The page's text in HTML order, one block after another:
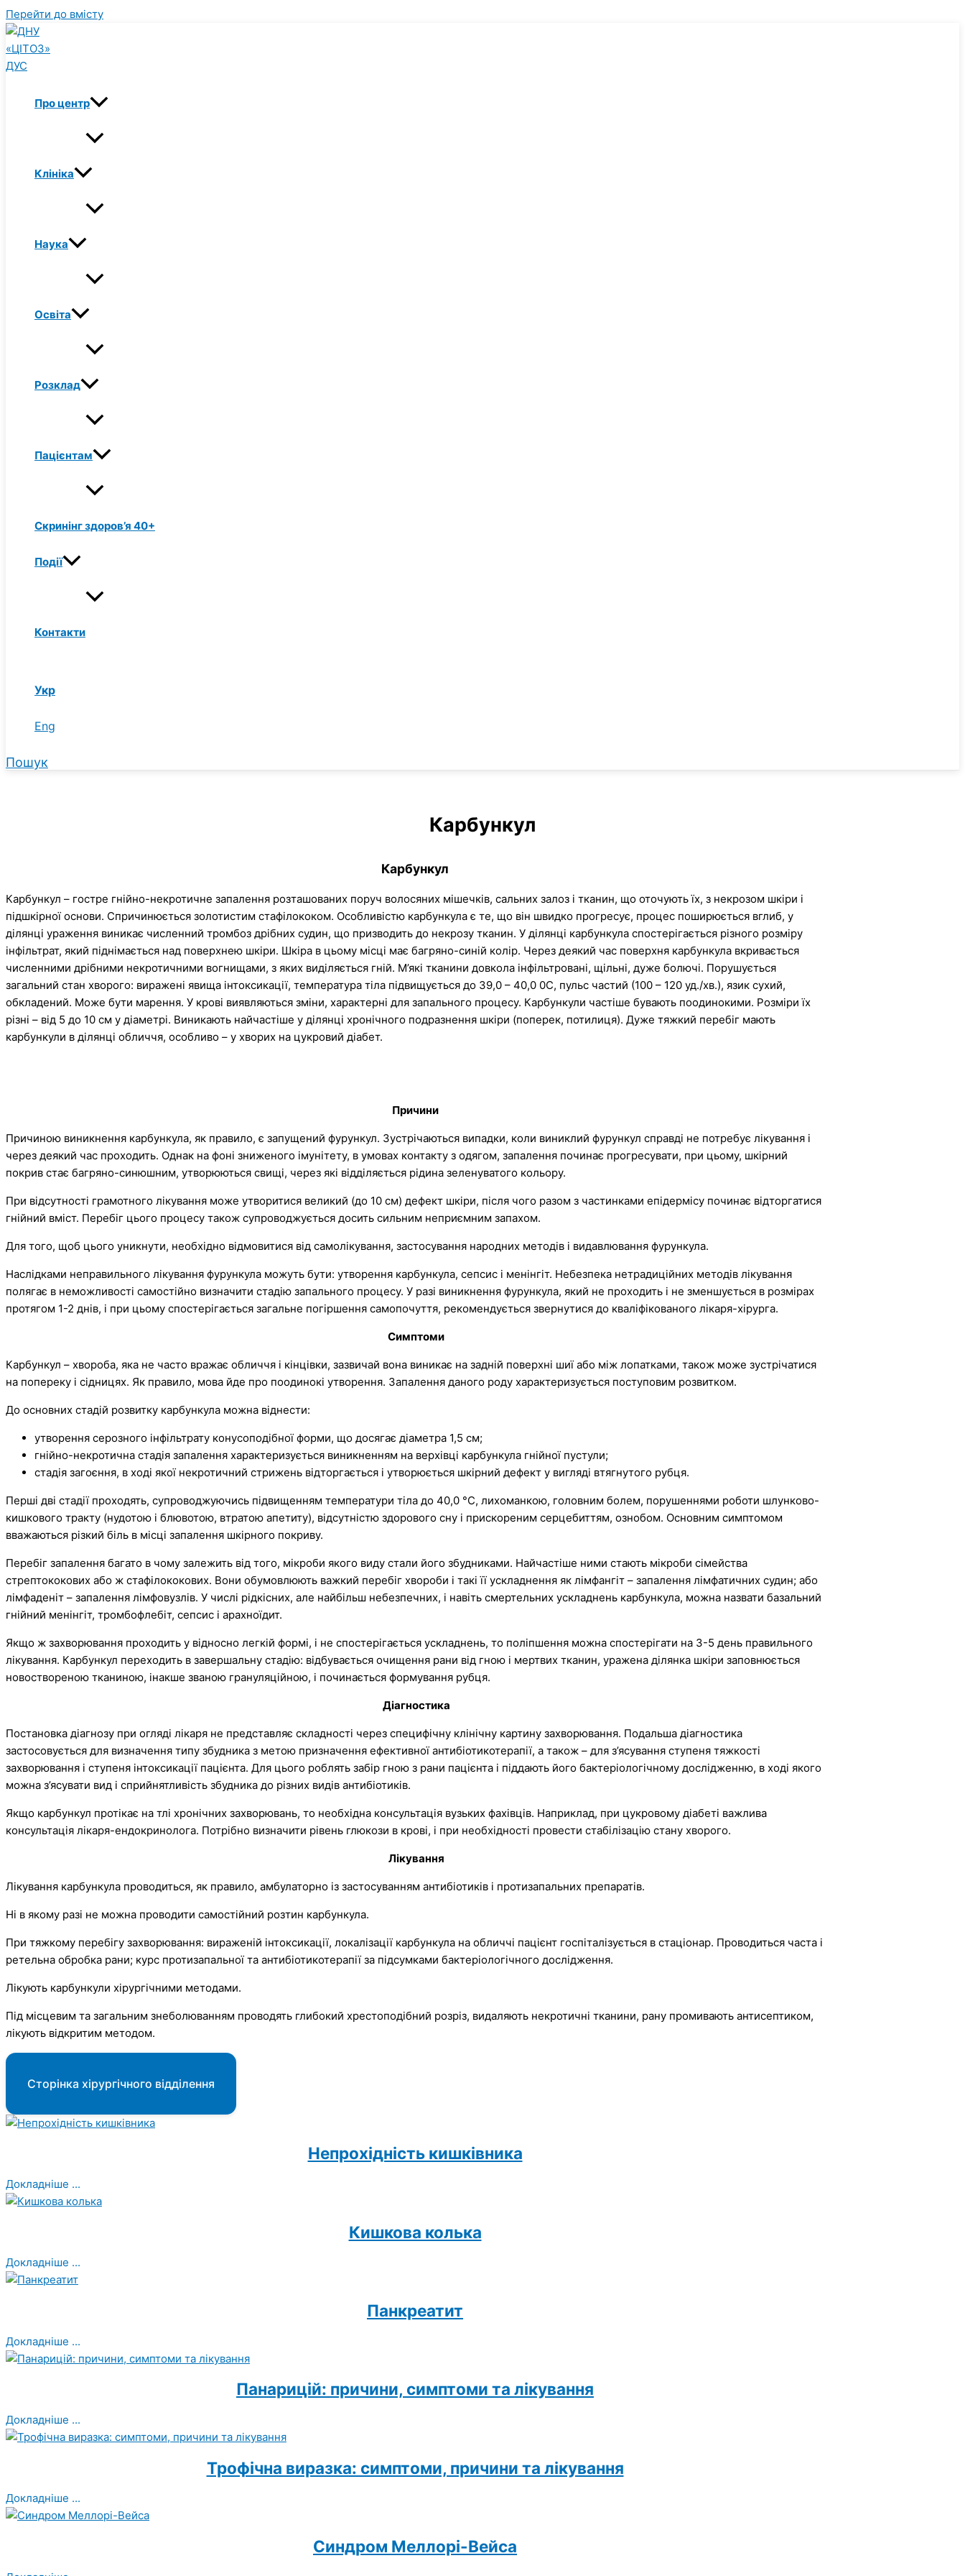
Перейти до вмісту
Про центр
Клініка
Наука
Освіта
Розклад
Пацієнтам
Скринінг здоров’я 40+
Події
Контакти
Укр
Eng
Пошук
Карбункул
Карбункул
Карбункул – гостре гнійно-некротичне запалення розташованих поруч волосяних мішечків, сальних залоз і тканин, що оточують їх, з некрозом шкіри і
підшкірної основи. Спричинюється золотистим стафілококом. Особливістю карбункула є те, що він швидко прогресує, процес поширюється вглиб, у
ділянці ураження виникає численний тромбоз дрібних судин, що призводить до некрозу тканин. У ділянці карбункула спостерігається різного розміру
інфільтрат, який піднімається над поверхнею шкіри. Шкіра в цьому місці має багряно-синій колір. Через деякий час поверхня карбункула вкривається
численними дрібними некротичними вогнищами, з яких виділяється гній. М’які тканини довкола інфільтровані, щільні, дуже болючі. Порушується
загальний стан хворого: виражені явища інтоксикації, температура тіла підвищується до 39,0 – 40,0 0С, пульс частий (100 – 120 уд./хв.), язик сухий,
обкладений. Може бути марення. У крові виявляються зміни, характерні для запального процесу. Карбункули частіше бувають поодинокими. Розміри їх
різні – від 5 до 10 см у діаметрі. Виникають найчастіше у ділянці хронічного подразнення шкіри (поперек, потилиця). Дуже тяжкий перебіг мають
карбункули в ділянці обличчя, особливо – у хворих на цукровий діабет.
Причини
Причиною виникнення карбункула, як правило, є запущений фурункул. Зустрічаються випадки, коли виниклий фурункул справді не потребує лікування і
через деякий час проходить. Однак на фоні зниженого імунітету, в умовах контакту з одягом, запалення починає прогресувати, при цьому, шкірний
покрив стає багряно-синюшним, утворюються свищі, через які відділяється рідина зеленуватого кольору.
При відсутності грамотного лікування може утворитися великий (до 10 см) дефект шкіри, після чого разом з частинками епідермісу починає відторгатися
гнійний вміст. Перебіг цього процесу також супроводжується досить сильним неприємним запахом.
Для того, щоб цього уникнути, необхідно відмовитися від самолікування, застосування народних методів і видавлювання фурункула.
Наслідками неправильного лікування фурункула можуть бути: утворення карбункула, сепсис і менінгіт. Небезпека нетрадиційних методів лікування
полягає в неможливості самостійно визначити стадію запального процесу. У разі виникнення фурункула, який не проходить і не зменшується в розмірах
протягом 1-2 днів, і при цьому спостерігається загальне погіршення самопочуття, рекомендується звернутися до кваліфікованого лікаря-хірурга.
Симптоми
Карбункул – хвороба, яка не часто вражає обличчя і кінцівки, зазвичай вона виникає на задній поверхні шиї або між лопатками, також може зустрічатися
на попереку і сідницях. Як правило, мова йде про поодинокі утворення. Запалення даного роду характеризується поступовим розвитком.
До основних стадій розвитку карбункула можна віднести:
утворення серозного інфільтрату конусоподібної форми, що досягає діаметра 1,5 см;
гнійно-некротична стадія запалення характеризується виникненням на верхівці карбункула гнійної пустули;
стадія загоєння, в ході якої некротичний стрижень відторгається і утворюється шкірний дефект у вигляді втягнутого рубця.
Перші дві стадії проходять, супроводжуючись підвищенням температури тіла до 40,0 °С, лихоманкою, головним болем, порушеннями роботи шлунково-
кишкового тракту (нудотою і блювотою, втратою апетиту), відсутністю здорового сну і прискореним серцебиттям, ознобом. Основним симптомом
вважаються різкий біль в місці запалення шкірного покриву.
Перебіг запалення багато в чому залежить від того, мікроби якого виду стали його збудниками. Найчастіше ними стають мікроби сімейства
стрептококових або ж стафілококових. Вони обумовлюють важкий перебіг хвороби і такі її ускладнення як лімфангіт – запалення лімфатичних судин; або
лімфаденіт – запалення лімфовузлів. У числі рідкісних, але найбільш небезпечних, і навіть смертельних ускладнень карбункула, можна назвати базальний
гнійний менінгіт, тромбофлебіт, сепсис і арахноїдит.
Якщо ж захворювання проходить у відносно легкій формі, і не спостерігається ускладнень, то поліпшення можна спостерігати на 3-5 день правильного
лікування. Карбункул переходить в завершальну стадію: відбувається очищення рани від гною і мертвих тканин, уражена ділянка шкіри заповнюється
новоствореною тканиною, інакше званою грануляційною, і починається формування рубця.
Діагностика
Постановка діагнозу при огляді лікаря не представляє складності через специфічну клінічну картину захворювання. Подальша діагностика
застосовується для визначення типу збудника з метою призначення ефективної антибіотикотерапії, а також – для з’ясування ступеня тяжкості
захворювання і ступеня інтоксикації пацієнта. Для цього роблять забір гною з рани пацієнта і піддають його бактеріологічному дослідженню, в ході якого
можна з’ясувати вид і сприйнятливість збудника до різних видів антибіотиків.
Якщо карбункул протікає на тлі хронічних захворювань, то необхідна консультація вузьких фахівців. Наприклад, при цукровому діабеті важлива
консультація лікаря-ендокринолога. Потрібно визначити рівень глюкози в крові, і при необхідності провести стабілізацію стану хворого.
Лікування
Лікування карбункула проводиться, як правило, амбулаторно із застосуванням антибіотиків і протизапальних препаратів.
Ні в якому разі не можна проводити самостійний розтин карбункула.
При тяжкому перебігу захворювання: вираженій інтоксикації, локалізації карбункула на обличчі пацієнт госпіталізується в стаціонар. Проводиться часта і
ретельна обробка рани; курс протизапальної та антибіотикотерапії за підсумками бактеріологічного дослідження.
Лікують карбункули хірургічними методами.
Під місцевим та загальним знеболюванням проводять глибокий хрестоподібний розріз, видаляють некротичні тканини, рану промивають антисептиком,
лікують відкритим методом.
Сторінка хірургічного відділення
Непрохідність кишківника
Докладніше ...
Кишкова колька
Докладніше ...
Панкреатит
Докладніше ...
Панарицій: причини, симптоми та лікування
Докладніше ...
Трофічна виразка: симптоми, причини та лікування
Докладніше ...
Синдром Меллорі-Вейса